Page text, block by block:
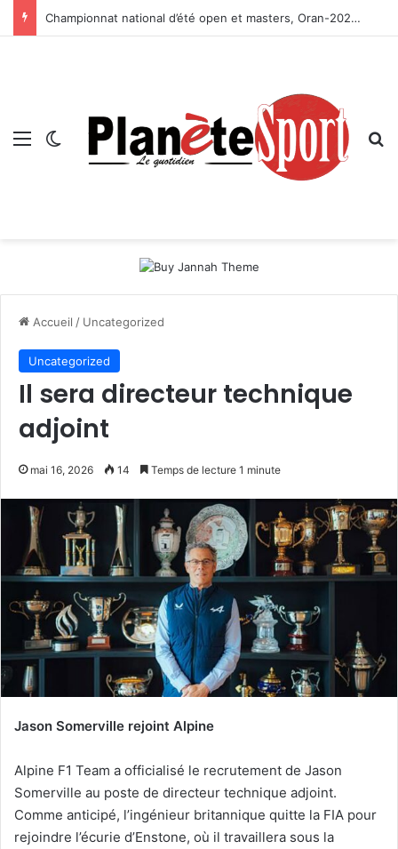
Championnat national d’été open et masters, Oran-2026 — Le CRB s’adjuge le titre
Menu Switch skin
Accueil / Uncategorized
Uncategorized
Il sera directeur technique
adjoint
mai 16, 2026 14 Temps de lecture 1 minute
Jason Somerville rejoint Alpine
Alpine F1 Team a officialisé le recrutement de Jason
Somerville au poste de directeur technique adjoint.
Comme anticipé, l’ingénieur britannique quitte la FIA pour
rejoindre l’écurie d’Enstone, où il travaillera sous la